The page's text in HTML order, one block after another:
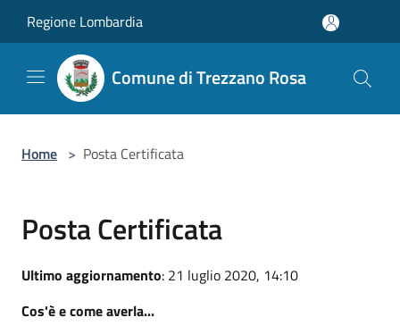
Regione Lombardia
Comune di Trezzano Rosa
Home > Posta Certificata
Posta Certificata
Ultimo aggiornamento: 21 luglio 2020, 14:10
Cos'è e come averla...